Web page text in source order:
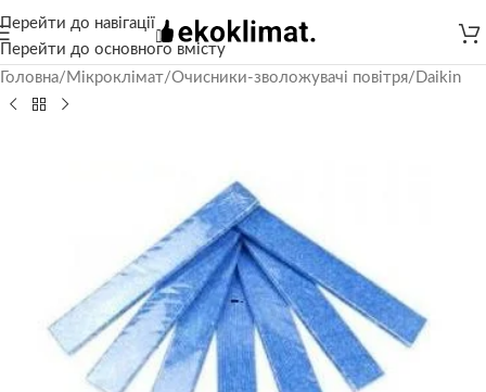
Перейти до навігації
Перейти до основного вмісту
Головна/ Мікроклімат/Очисники-зволожувачі повітря/ Daikin